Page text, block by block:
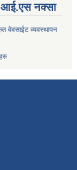
नक्सा
वेवसाईट व्यवस्थापन